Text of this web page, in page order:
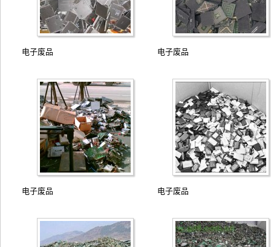
电子废品 电子废品
电子废品 电子废品